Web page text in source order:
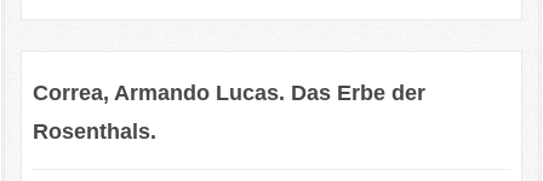
Correa, Armando Lucas. Das Erbe der
Rosenthals.